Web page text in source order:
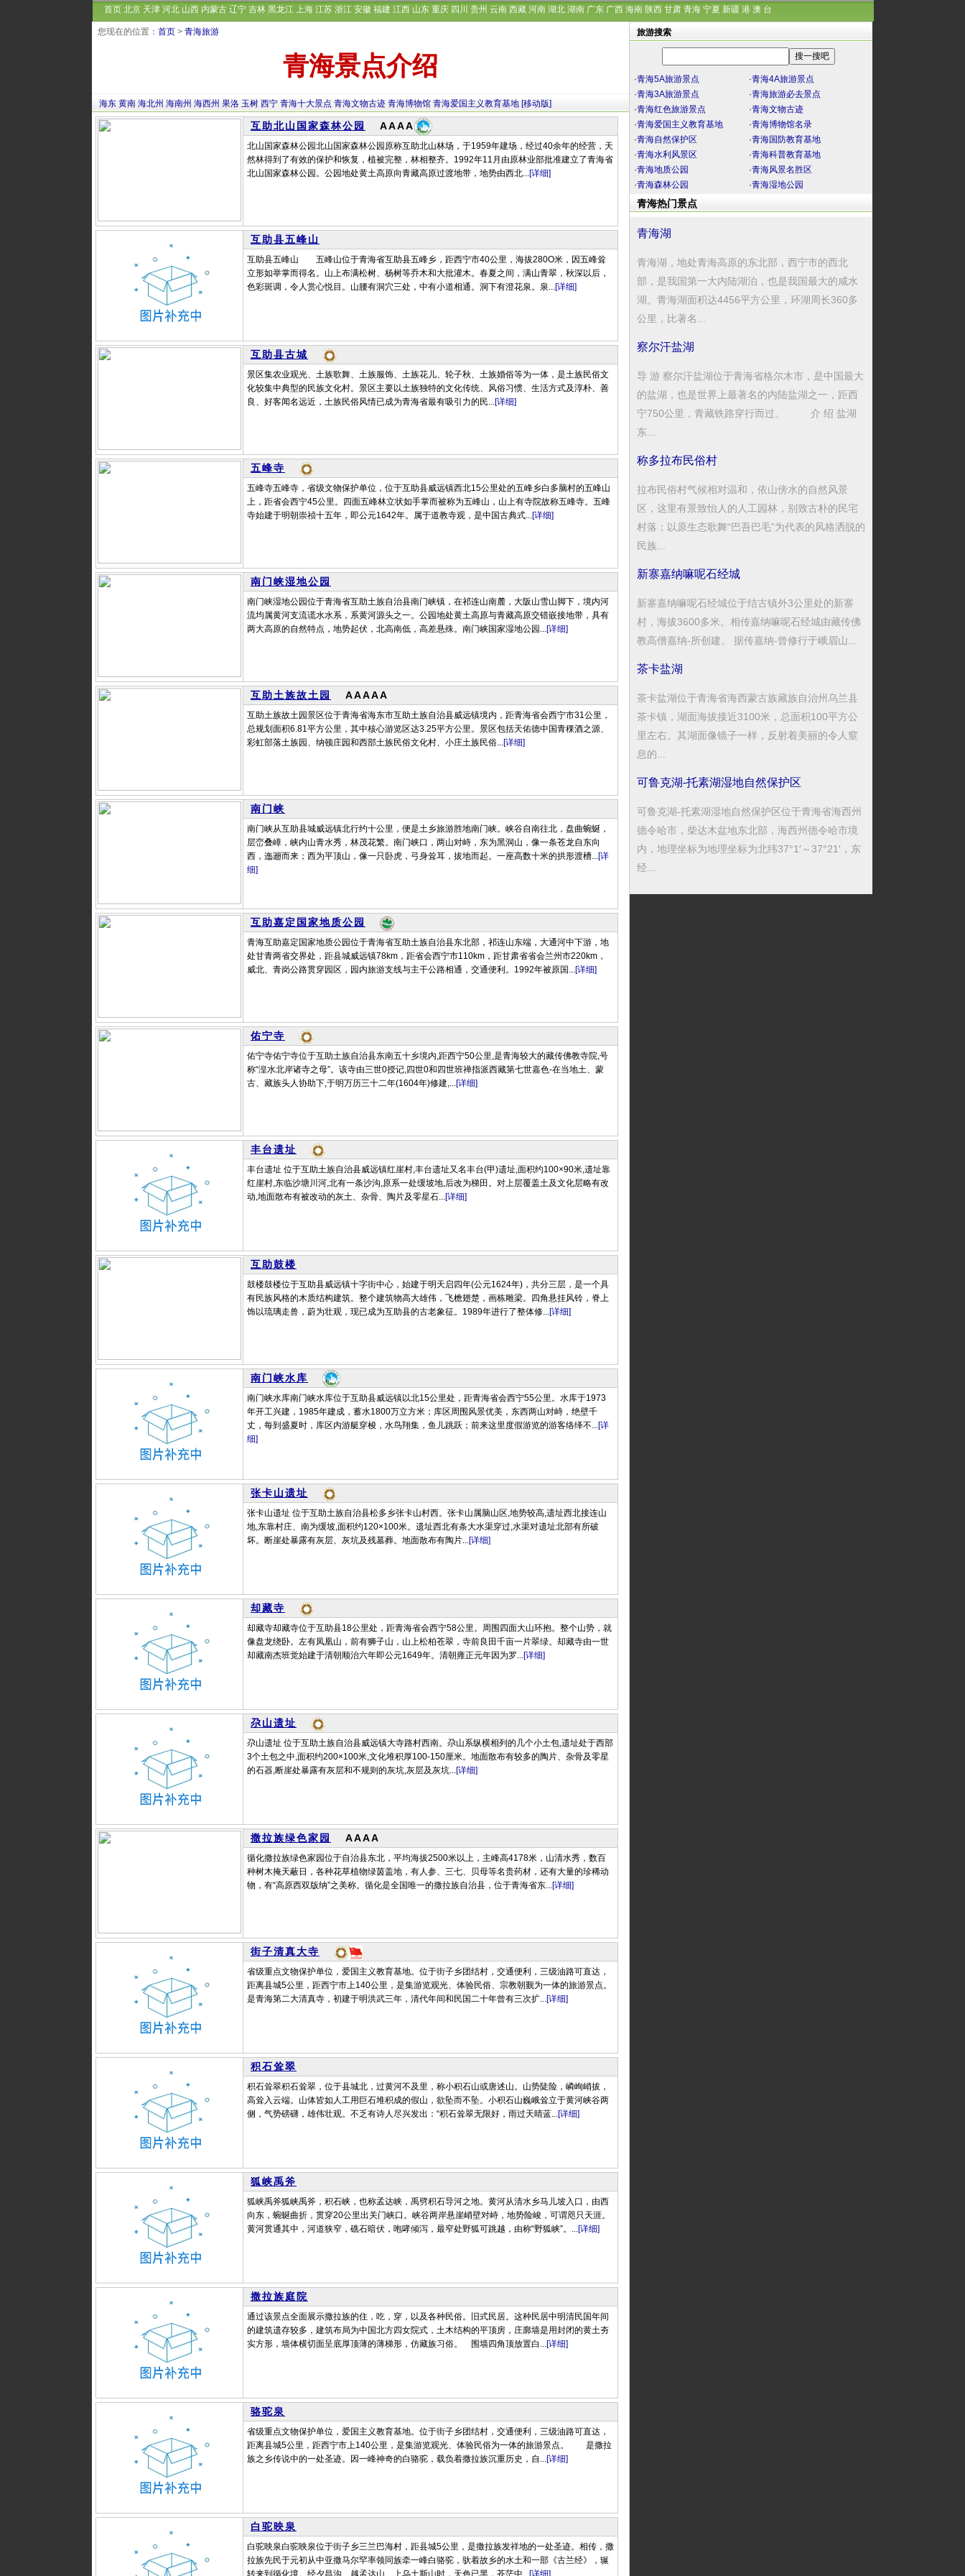
首页 北京 天津 河北 山西 内蒙古 辽宁 吉林 黑龙江 上海 江苏 浙江 安徽 福建 江西 山东 重庆 四川 贵州 云南 西藏 河南 湖北 湖南 广东 广西 海南 陕西 甘肃 青海 宁夏 新疆 港 澳 台
您现在的位置： 首页 > 青海旅游
青海景点介绍
海东 黄南 海北州 海南州 海西州 果洛 玉树 西宁 青海十大景点 青海文物古迹 青海博物馆 青海爱国主义教育基地 [移动版]
互助北山国家森林公园 AAAA
北山国家森林公园北山国家森林公园原称互助北山林场，于1959年建场，经过40余年的经营，天
然林得到了有效的保护和恢复，植被完整，林相整齐。1992年11月由原林业部批准建立了青海省
北山国家森林公园。公园地处黄土高原向青藏高原过渡地带，地势由西北...[详细]
互助县五峰山
互助县五峰山 五峰山位于青海省互助县五峰乡，距西宁市40公里，海拔280O米，因五峰耸
立形如举掌而得名。山上布满松树、杨树等乔木和大批灌木。春夏之间，满山青翠，秋深以后，
色彩斑调，令人赏心悦目。山腰有洞穴三处，中有小道相通。洞下有澄花泉。泉...[详细]
互助县古城
景区集农业观光、土族歌舞、土族服饰、土族花儿、轮子秋、土族婚俗等为一体，是土族民俗文
化较集中典型的民族文化村。景区主要以土族独特的文化传统、风俗习惯、生活方式及淳朴、善
良、好客闻名远近，土族民俗风情已成为青海省最有吸引力的民...[详细]
五峰寺
五峰寺五峰寺，省级文物保护单位，位于互助县威远镇西北15公里处的五峰乡白多脑村的五峰山
上，距省会西宁45公里。四面五峰林立状如手掌而被称为五峰山，山上有寺院故称五峰寺。五峰
寺始建于明朝崇祯十五年，即公元1642年。属于道教寺观，是中国古典式...[详细]
南门峡湿地公园
南门峡湿地公园位于青海省互助土族自治县南门峡镇，在祁连山南麓，大阪山雪山脚下，境内河
流均属黄河支流谎水水系，系黄河源头之一。公园地处黄土高原与青藏高原交错嵌接地带，具有
两大高原的自然特点，地势起伏，北高南低，高差悬殊。南门峡国家湿地公园...[详细]
互助土族故土园 AAAAA
互助土族故土园景区位于青海省海东市互助土族自治县威远镇境内，距青海省会西宁市31公里，
总规划面积6.81平方公里，其中核心游览区达3.25平方公里。景区包括天佑德中国青稞酒之源、
彩虹部落土族园、纳顿庄园和西部土族民俗文化村、小庄土族民俗...[详细]
南门峡
南门峡从互助县城威远镇北行约十公里，便是土乡旅游胜地南门峡。峡谷自南往北，盘曲蜿蜒，
层峦叠嶂，峡内山青水秀，林茂花繁。南门峡口，两山对峙，东为黑洞山，像一条苍龙自东向
西，迤逦而来；西为平顶山，像一只卧虎，弓身耸耳，拔地而起。一座高数十米的拱形渡槽...[详
细]
互助嘉定国家地质公园
青海互助嘉定国家地质公园位于青海省互助土族自治县东北部，祁连山东端，大通河中下游，地
处甘青两省交界处，距县城威远镇78km，距省会西宁市110km，距甘肃省省会兰州市220km，
威北、青岗公路贯穿园区，园内旅游支线与主干公路相通，交通便利。1992年被原国...[详细]
佑宁寺
佑宁寺佑宁寺位于互助土族自治县东南五十乡境内,距西宁50公里,是青海较大的藏传佛教寺院,号
称“湟水北岸诸寺之母”。该寺由三世0授记,四世0和四世班禅指派西藏第七世嘉色-在当地土、蒙
古、藏族头人协助下,于明万历三十二年(1604年)修建,...[详细]
丰台遗址
丰台遗址 位于互助土族自治县威远镇红崖村,丰台遗址又名丰台(甲)遗址,面积约100×90米,遗址靠
红崖村,东临沙塘川河,北有一条沙沟,原系一处缓坡地,后改为梯田。对上层覆盖土及文化层略有改
动,地面散布有被改动的灰土、杂骨、陶片及零星石...[详细]
互助鼓楼
鼓楼鼓楼位于互助县威远镇十字街中心，始建于明天启四年(公元1624年)，共分三层，是一个具
有民族风格的木质结构建筑。整个建筑物高大雄伟，飞檐翅楚，画栋雕梁。四角悬挂风铃，脊上
饰以琉璃走兽，蔚为壮观，现已成为互助县的古老象征。1989年进行了整体修...[详细]
南门峡水库
南门峡水库南门峡水库位于互助县威远镇以北15公里处，距青海省会西宁55公里。水库于1973
年开工兴建，1985年建成，蓄水1800万立方米；库区周围风景优美，东西两山对峙，绝壁千
丈，每到盛夏时，库区内游艇穿梭，水鸟翔集，鱼儿跳跃；前来这里度假游览的游客络绎不...[详
细]
张卡山遗址
张卡山遗址 位于互助土族自治县松多乡张卡山村西。张卡山属脑山区,地势较高,遗址西北接连山
地,东靠村庄、南为缓坡,面积约120×100米。遗址西北有条大水渠穿过,水渠对遗址北部有所破
坏。断崖处暴露有灰层、灰坑及残墓葬。地面散布有陶片...[详细]
却藏寺
却藏寺却藏寺位于互助县18公里处，距青海省会西宁58公里。周围四面大山环抱。整个山势，就
像盘龙绕卧。左有凤凰山，前有狮子山，山上松柏苍翠，寺前良田千亩一片翠绿。却藏寺由一世
却藏南杰班觉始建于清朝顺治六年即公元1649年。清朝雍正元年因为罗...[详细]
尕山遗址
尕山遗址 位于互助土族自治县威远镇大寺路村西南。尕山系纵横相列的几个小土包,遗址处于西部
3个土包之中,面积约200×100米,文化堆积厚100-150厘米。地面散布有较多的陶片、杂骨及零星
的石器,断崖处暴露有灰层和不规则的灰坑,灰层及灰坑...[详细]
撒拉族绿色家园 AAAA
循化撒拉族绿色家园位于自治县东北，平均海拔2500米以上，主峰高4178米，山清水秀，数百
种树木掩天蔽日，各种花草植物绿茵盖地，有人参、三七、贝母等名贵药材，还有大量的珍稀动
物，有“高原西双版纳”之美称。循化是全国唯一的撒拉族自治县，位于青海省东...[详细]
街子清真大寺
省级重点文物保护单位，爱国主义教育基地。位于街子乡团结村，交通便利，三级油路可直达，
距离县城5公里，距西宁市上140公里，是集游览观光、体验民俗、宗教朝觐为一体的旅游景点。
是青海第二大清真寺，初建于明洪武三年，清代年间和民国二十年曾有三次扩...[详细]
积石耸翠
积石耸翠积石耸翠，位于县城北，过黄河不及里，称小积石山或唐述山。山势陡险，嶙峋峭拔，
高耸入云端。山体皆如人工用巨石堆积成的假山，欲坠而不坠。小积石山巍峨耸立于黄河峡谷两
侧，气势磅礴，雄伟壮观。不乏有诗人尽兴发出：“积石耸翠无限好，雨过天晴蓝...[详细]
狐峡禹斧
狐峡禹斧狐峡禹斧，积石峡，也称孟达峡，禹劈积石导河之地。黄河从清水乡马儿坡入口，由西
向东，蜿蜒曲折，贯穿20公里出关门峡口。峡谷两岸悬崖峭壁对峙，地势险峻，可谓咫只天涯。
黄河贯通其中，河道狭窄，礁石暗伏，咆哮倾泻，最窄处野狐可跳越，由称“野狐峡”。...[详细]
撒拉族庭院
通过该景点全面展示撒拉族的住，吃，穿，以及各种民俗。旧式民居。这种民居中明清民国年间
的建筑遗存较多，建筑布局为中国北方四女院式，土木结构的平顶房，庄廓墙是用封闭的黄土夯
实方形，墙体横切面呈底厚顶薄的薄梯形，仿藏族习俗。 围墙四角顶放置白...[详细]
骆驼泉
省级重点文物保护单位，爱国主义教育基地。位于街子乡团结村，交通便利，三级油路可直达，
距离县城5公里，距西宁市上140公里，是集游览观光、体验民俗为一体的旅游景点。 是撒拉
族之乡传说中的一处圣迹。因一峰神奇的白骆驼，载负着撒拉族沉重历史，自...[详细]
白驼映泉
白驼映泉白驼映泉位于街子乡三兰巴海村，距县城5公里，是撒拉族发祥地的一处圣迹。相传，撒
拉族先民于元初从中亚撒马尔罕率领同族牵一峰白骆驼，驮着故乡的水土和一部《古兰经》，辗
转来到循化境。经夕昌沟、越孟达山、上乌土斯山时，天色已黑，苍茫中... [详细]
旅游搜索
·青海5A旅游景点 ·青海4A旅游景点
·青海3A旅游景点 ·青海旅游必去景点
·青海红色旅游景点 ·青海文物古迹
·青海爱国主义教育基地 ·青海博物馆名录
·青海自然保护区 ·青海国防教育基地
·青海水利风景区 ·青海科普教育基地
·青海地质公园 ·青海风景名胜区
·青海森林公园 ·青海湿地公园
青海热门景点
青海湖
青海湖，地处青海高原的东北部，西宁市的西北
部，是我国第一大内陆湖泊，也是我国最大的咸水
湖。青海湖面积达4456平方公里，环湖周长360多
公里，比著名...
察尔汗盐湖
导 游 察尔汗盐湖位于青海省格尔木市，是中国最大
的盐湖，也是世界上最著名的内陆盐湖之一，距西
宁750公里，青藏铁路穿行而过。 介 绍 盐湖
东...
称多拉布民俗村
拉布民俗村气候相对温和，依山傍水的自然风景
区，这里有景致怡人的人工园林，别致古朴的民宅
村落；以原生态歌舞“巴吾巴毛”为代表的风格洒脱的
民族...
新寨嘉纳嘛呢石经城
新寨嘉纳嘛呢石经城位于结古镇外3公里处的新寨
村，海拔3600多米。相传嘉纳嘛呢石经城由藏传佛
教高僧嘉纳-所创建。 据传嘉纳-曾修行于峨眉山...
茶卡盐湖
茶卡盐湖位于青海省海西蒙古族藏族自治州乌兰县
茶卡镇，湖面海拔接近3100米，总面积100平方公
里左右。其湖面像镜子一样，反射着美丽的令人窒
息的...
可鲁克湖-托素湖湿地自然保护区
可鲁克湖-托素湖湿地自然保护区位于青海省海西州
德令哈市，柴达木盆地东北部，海西州德令哈市境
内，地理坐标为地理坐标为北纬37°1′～37°21′，东
经...